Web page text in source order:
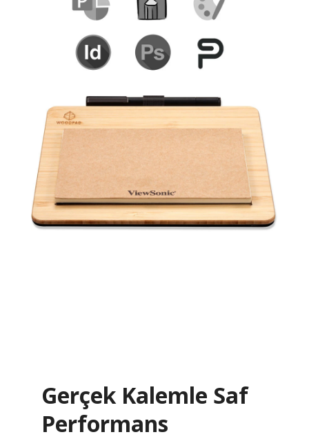
Gerçek Kalemle Saf
Performans